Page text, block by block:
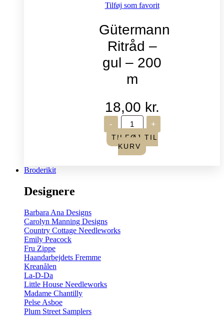
Tilføj som favorit
Gütermann
Ritråd –
gul – 200
m
18,00 kr.
-
Gütermann
Ritråd
-
gul
-
+
TILFØJ TIL
KURV
Broderikit
Designere
Barbara Ana Designs
Carolyn Manning Designs
Country Cottage Needleworks
Emily Peacock
Fru Zippe
Haandarbejdets Fremme
Kreanålen
La-D-Da
Little House Needleworks
Madame Chantilly
Pelse Asboe
Plum Street Samplers